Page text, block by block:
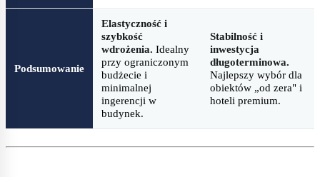
Podsumowanie
Elastyczność i
szybkość
wdrożenia. Idealny
przy ograniczonym
budżecie i
minimalnej
ingerencji w
budynek.
Stabilność i
inwestycja
długoterminowa.
Najlepszy wybór dla
obiektów „od zera" i
hoteli premium.